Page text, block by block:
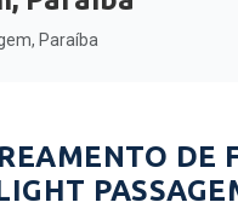
Paraíba
DE